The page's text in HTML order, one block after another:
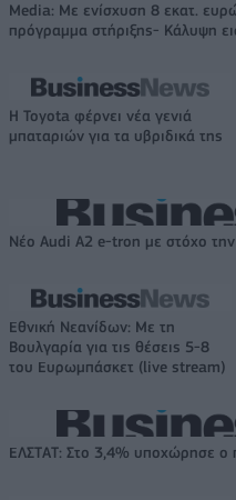
Media: Με ενίσχυση 8 εκατ.
πρόγραμμα στήριξης- Κάλυψη
Η Toyota φέρνει νέα γενιά
μπαταριών για τα υβριδικά της
Νέο Audi A2 e-tron με στόχο
Εθνική Νεανίδων: Με τη
Βουλγαρία για τις θέσεις 5-8
του Ευρωμπάσκετ (live stream)
ΕΛΣΤΑΤ: Στο 3,4% υποχώρησε ο